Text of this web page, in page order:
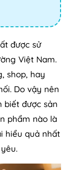
được sử
Việt Nam.
shop, hay
Do vậy nên
biết được sản
phẩm nào là
hiểu quả nhất